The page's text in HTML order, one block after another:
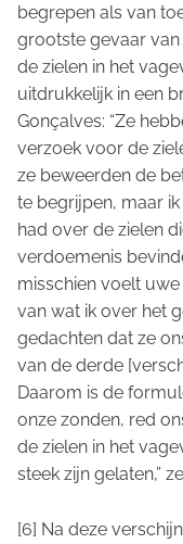
begrepen als van
grootste gevaar
de zielen in het
uitdrukkelijk in een
Gonçalves: “Ze
verzoek voor de
ze beweerden de
te begrijpen, maar
had over de zielen
verdoemenis
misschien voelt
van wat ik over het
gedachten dat ze
van de derde
Daarom is de
onze zonden, red
de zielen in het
steek zijn gelaten,”
[6] Na deze